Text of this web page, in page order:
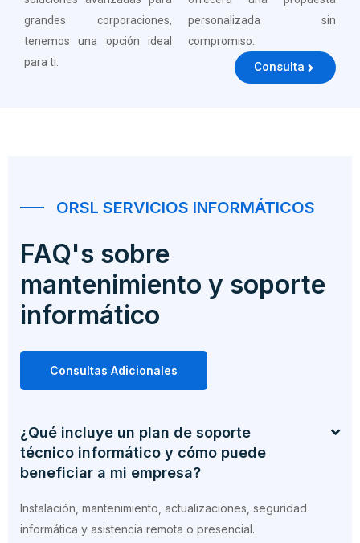
grandes corporaciones,
tenemos una opción ideal
para ti.
personalizada sin
compromiso.
Consulta
ORSL SERVICIOS INFORMÁTICOS
FAQ's sobre
mantenimiento y soporte
informático
Consultas Adicionales
¿Qué incluye un plan de soporte
técnico informático y cómo puede
beneficiar a mi empresa?
Instalación, mantenimiento, actualizaciones, seguridad
informática y asistencia remota o presencial.